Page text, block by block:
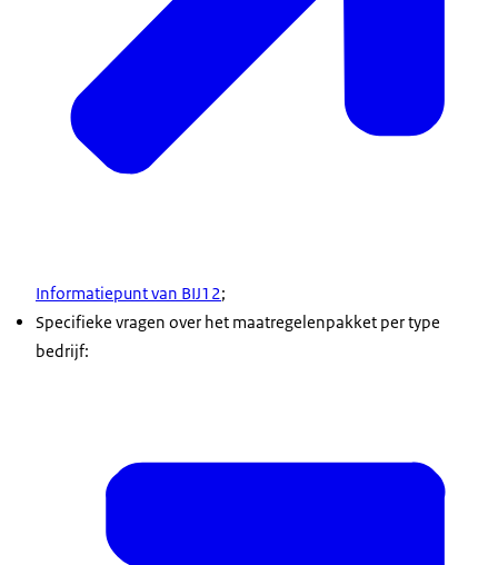
Informatiepunt van BIJ12;
Specifieke vragen over het maatregelenpakket per type
bedrijf: